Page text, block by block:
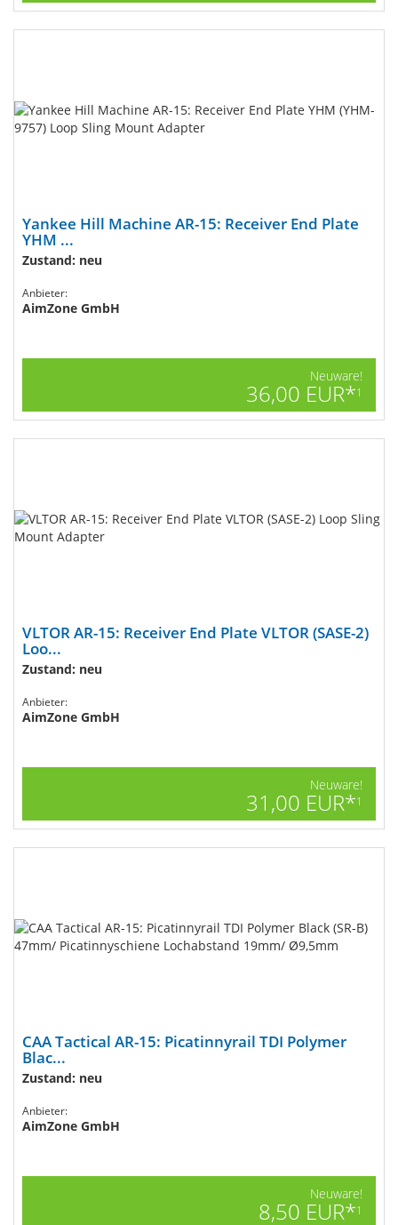
Yankee Hill Machine AR-15: Receiver End Plate
YHM ...
Zustand: neu
Anbieter:
AimZone GmbH
Neuware!
36,00 EUR*1
VLTOR AR-15: Receiver End Plate VLTOR (SASE-2)
Loo...
Zustand: neu
Anbieter:
AimZone GmbH
Neuware!
31,00 EUR*1
CAA Tactical AR-15: Picatinnyrail TDI Polymer
Blac...
Zustand: neu
Anbieter:
AimZone GmbH
Neuware!
8,50 EUR*1